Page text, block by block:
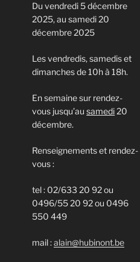
Du vendredi 5 décembre
2025, au samedi 20
décembre 2025
Les vendredis, samedis et
dimanches de 10h à 18h.
En semaine sur rendez-
vous jusqu’ausamedi20
décembre.
Renseignements et rendez-
vous :
tel : 02/633 20 92 ou
0496/55 20 92 ou 0496
550 449
mail :alain@hubinont.be